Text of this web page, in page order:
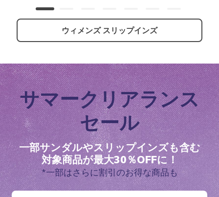
ウィメンズ スリップインズ
スケッチャーズ スリップインズ：グライ
ドステップ プロ サンダル - サルボー
メンズ
からの値引き
¥ 11,550から¥ 9,200
スケッチャーズ スリ
- カーリン
メンズ ワイド
¥ 14,850
メンズ スリップインズ
スケッチャーズ スリップインズ：コンツ
アーフォーム - コージーフィット
ガールズ
¥ 8,690
スケッチャーズ スリ
ダー プロ
ボーイズ
¥ 6,490
キッズ スリップインズ
サマークリアランス
セール
一部サンダルやスリップインズも含む
対象商品が最大30％OFFに！
*一部はさらに割引のお得な商品も